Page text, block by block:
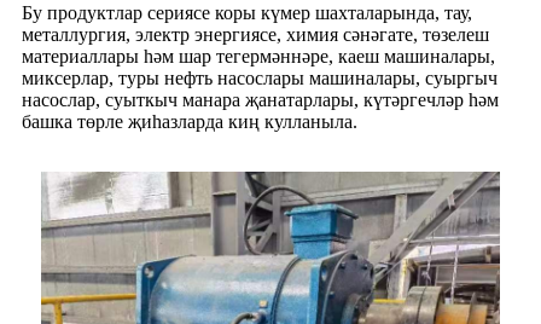
Бу продуктлар сериясе коры күмер шахталарында, тау,
металлургия, электр энергиясе, химия сәнәгате, төзелеш
материаллары һәм шар тегермәннәре, каеш машиналары,
миксерлар, туры нефть насослары машиналары, суыргыч
насослар, суыткыч манара җанатарлары, күтәргечләр һәм
башка төрле җиһазларда киң кулланыла.